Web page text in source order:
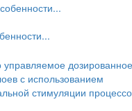
управляемое дозированное
с использованием
стимуляции